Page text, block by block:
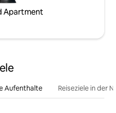
Apartment
Aufenthalte Reiseziele in der